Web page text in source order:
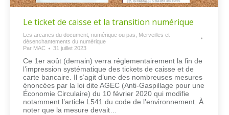
Le ticket de caisse et la transition numérique
Les arcanes du document, numérique ou pas, Merveilles et
désenchantements du numérique
Par MAC 31 juillet 2023
Ce 1er août (demain) verra réglementairement la fin de
l’impression systématique des tickets de caisse et de
carte bancaire. Il s’agit d’une des nombreuses mesures
énoncées par la loi dite AGEC (Anti-Gaspillage pour une
Économie Circulaire) du 10 février 2020 qui modifie
notamment l’article L541 du code de l’environnement. À
noter que la mesure devait…